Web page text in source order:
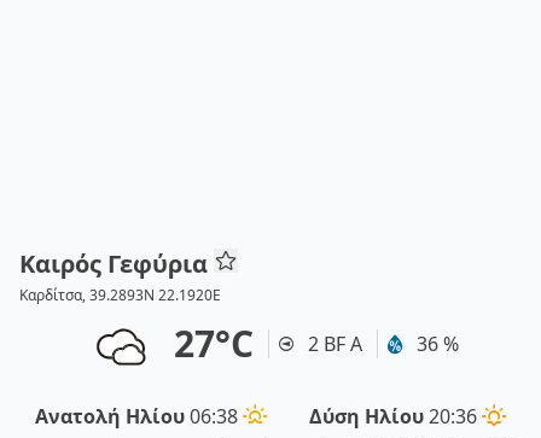
Καιρός Γεφύρια
Καρδίτσα, 39.2893N 22.1920E
27°C 2 BF Α 36 %
Ανατολή Ηλίου06:38 Δύση Ηλίου20:36